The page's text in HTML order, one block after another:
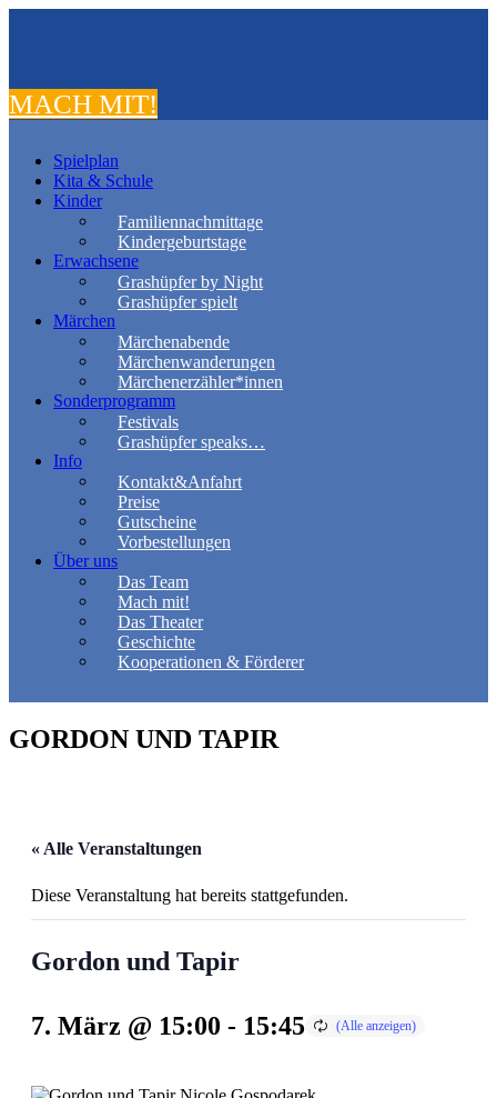
MACH MIT!
Spielplan
Kita & Schule
Kinder
Familiennachmittage
Kindergeburtstage
Erwachsene
Grashüpfer by Night
Grashüpfer spielt
Märchen
Märchenabende
Märchenwanderungen
Märchenerzähler*innen
Sonderprogramm
Festivals
Grashüpfer speaks…
Info
Kontakt&Anfahrt
Preise
Gutscheine
Vorbestellungen
Über uns
Das Team
Mach mit!
Das Theater
Geschichte
Kooperationen & Förderer
GORDON UND TAPIR
« Alle Veranstaltungen
Diese Veranstaltung hat bereits stattgefunden.
Gordon und Tapir
7. März @ 15:00 - 15:45